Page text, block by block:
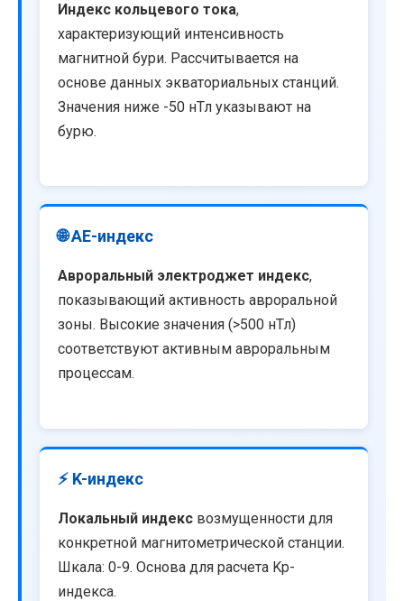
Индекс кольцевого тока,
характеризующий интенсивность
магнитной бури. Рассчитывается на
основе данных экваториальных станций.
Значения ниже -50 нТл указывают на
бурю.
🌐 AE-индекс
Авроральный электроджет индекс,
показывающий активность авроральной
зоны. Высокие значения (>500 нТл)
соответствуют активным авроральным
процессам.
⚡ K-индекс
Локальный индекс возмущенности для
конкретной магнитометрической станции.
Шкала: 0-9. Основа для расчета Kp-
индекса.